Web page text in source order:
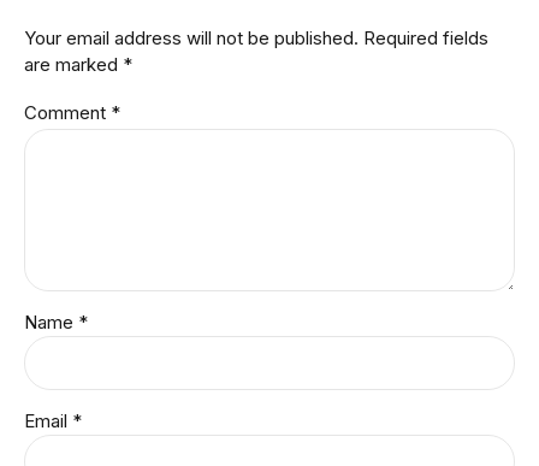
Your email address will not be published. Required fields
are marked *
Comment *
Name *
Email *